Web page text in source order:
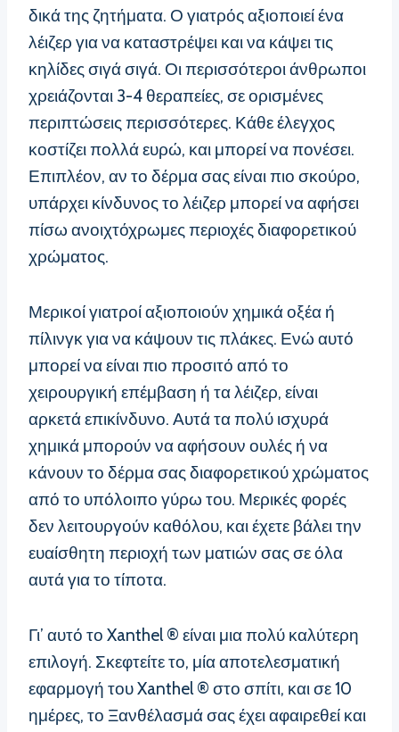
δικά της ζητήματα. Ο γιατρός αξιοποιεί ένα
λέιζερ για να καταστρέψει και να κάψει τις
κηλίδες σιγά σιγά. Οι περισσότεροι άνθρωποι
χρειάζονται 3-4 θεραπείες, σε ορισμένες
περιπτώσεις περισσότερες. Κάθε έλεγχος
κοστίζει πολλά ευρώ, και μπορεί να πονέσει.
Επιπλέον, αν το δέρμα σας είναι πιο σκούρο,
υπάρχει κίνδυνος το λέιζερ μπορεί να αφήσει
πίσω ανοιχτόχρωμες περιοχές διαφορετικού
χρώματος.
Μερικοί γιατροί αξιοποιούν χημικά οξέα ή
πίλινγκ για να κάψουν τις πλάκες. Ενώ αυτό
μπορεί να είναι πιο προσιτό από το
χειρουργική επέμβαση ή τα λέιζερ, είναι
αρκετά επικίνδυνο. Αυτά τα πολύ ισχυρά
χημικά μπορούν να αφήσουν ουλές ή να
κάνουν το δέρμα σας διαφορετικού χρώματος
από το υπόλοιπο γύρω του. Μερικές φορές
δεν λειτουργούν καθόλου, και έχετε βάλει την
ευαίσθητη περιοχή των ματιών σας σε όλα
αυτά για το τίποτα.
Γι’ αυτό το Xanthel ® είναι μια πολύ καλύτερη
επιλογή. Σκεφτείτε το, μία αποτελεσματική
εφαρμογή του Xanthel ® στο σπίτι, και σε 10
ημέρες, το Ξανθέλασμά σας έχει αφαιρεθεί και